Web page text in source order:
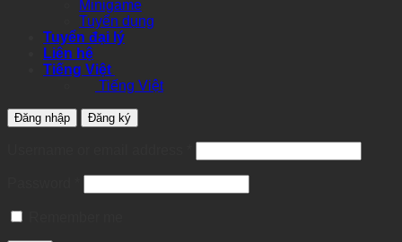
Minigame
Tuyển dụng
Tuyển đại lý
Liên hệ
Tiếng Việt
Tiếng Việt
Đăng nhập Đăng ký